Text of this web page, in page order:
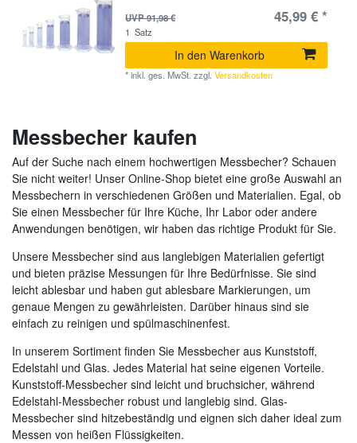
UVP 91,98 €
45,99 € *
1 Satz
In den Warenkorb
*inkl. ges. MwSt. zzgl.Versandkosten
Messbecher kaufen
Auf der Suche nach einem hochwertigen Messbecher? Schauen
Sie nicht weiter! Unser Online-Shop bietet eine große Auswahl an
Messbechern in verschiedenen Größen und Materialien. Egal, ob
Sie einen Messbecher für Ihre Küche, Ihr Labor oder andere
Anwendungen benötigen, wir haben das richtige Produkt für Sie.
Unsere Messbecher sind aus langlebigen Materialien gefertigt
und bieten präzise Messungen für Ihre Bedürfnisse. Sie sind
leicht ablesbar und haben gut ablesbare Markierungen, um
genaue Mengen zu gewährleisten. Darüber hinaus sind sie
einfach zu reinigen und spülmaschinenfest.
In unserem Sortiment finden Sie Messbecher aus Kunststoff,
Edelstahl und Glas. Jedes Material hat seine eigenen Vorteile.
Kunststoff-Messbecher sind leicht und bruchsicher, während
Edelstahl-Messbecher robust und langlebig sind. Glas-
Messbecher sind hitzebeständig und eignen sich daher ideal zum
Messen von heißen Flüssigkeiten.